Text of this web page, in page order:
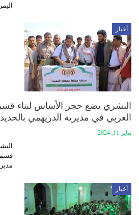
أخبار
البشري يضع حجر الأساس لبناء
الغربي في مديرية الدريهمي
يناير 11, 2024
قسم
أخبار